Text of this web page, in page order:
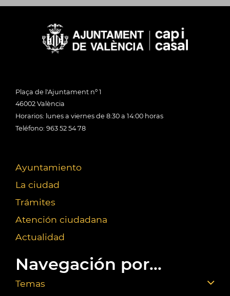
Plaça de l'Ajuntament nº 1
46002 València
Horarios: lunes a viernes de 8:30 a 14:00 horas
Teléfono: 963 52 54 78
Ayuntamiento
La ciudad
Trámites
Atención ciudadana
Actualidad
Navegación por...
Temas